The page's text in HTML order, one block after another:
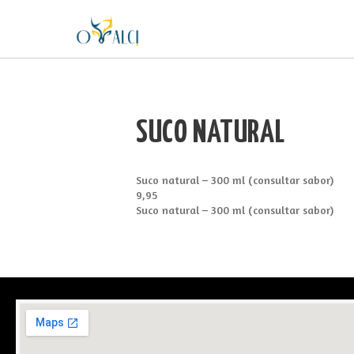
SUCO NATURAL
Suco natural – 300 ml (consultar sabor)
9,95
Suco natural – 300 ml (consultar sabor)